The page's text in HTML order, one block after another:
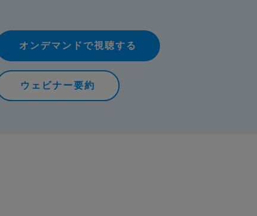
オンデマンドで視聴する
ウェビナー要約